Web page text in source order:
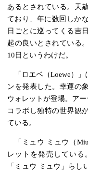
あるとされている。天
ており、年に数回しか
日ごとに巡ってくる吉
起の良いとされている
10日というわけだ。
「ロエベ（Loewe）
ンを発表した。幸運の
ウォレットが登場。ア
コラボし独特の世界観
ている。
「ミュウ ミュウ（
レットを発売している
「ミュウ ミュウ」ら